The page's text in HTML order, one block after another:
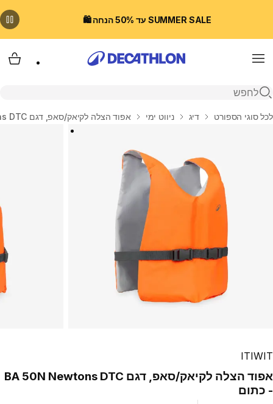
SUMMER SALE עד 50% הנחה 🛍️
Menu
פתיחת חיפוש
בית
לכל סוגי הספורט דיג ניווט ימי אפוד הצלה לקיאק/סאפ, דגם BA 50N Newtons DTC - כתום
ITIWIT
אפוד הצלה לקיאק/סאפ, דגם BA 50N Newtons DTC
- כתום